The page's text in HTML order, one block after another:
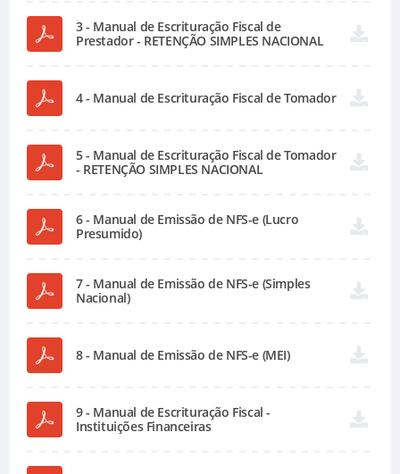
3 - Manual de Escrituração Fiscal de
Prestador - RETENÇÃO SIMPLES NACIONAL
4 - Manual de Escrituração Fiscal de Tomador
5 - Manual de Escrituração Fiscal de Tomador
- RETENÇÃO SIMPLES NACIONAL
6 - Manual de Emissão de NFS-e (Lucro
Presumido)
7 - Manual de Emissão de NFS-e (Simples
Nacional)
8 - Manual de Emissão de NFS-e (MEI)
9 - Manual de Escrituração Fiscal -
Instituições Financeiras